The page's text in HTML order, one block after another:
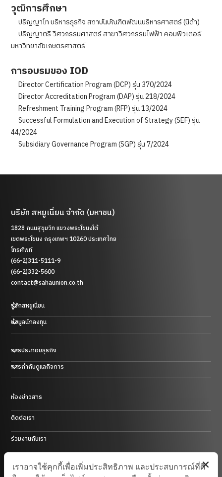
วุฒิการศึกษา
ปริญญาโท บริหารธุรกิจ สถาบันบัณฑิตพัฒนบริหารศาสตร์ (นิด้า)
ปริญญาตรี วิศวกรรมศาสตร์ สาขาวิศวกรรมไฟฟ้า คอมพิวเตอร์
มหาวิทยาลัยเกษตรศาสตร์
การอบรมของ IOD
Director Certification Program (DCP) รุ่น 370/2024
Director Accreditation Program (DAP) รุ่น 218/2024
Refreshment Training Program (RFP) รุ่น 13/2024
Successful Formulation and Execution of Strategy (SEF) รุ่น
44/2024
Subsidiary Governance Program (SGP) รุ่น 7/2024
บริษัท สหยูเนี่ยน จำกัด (มหาชน)
1828 ถนนสุขุมวิท แขวงพระโขนงใต้
เขตพระโขนง กรุงเทพฯ 10260 ประเทศไทย
โทรศัพท์
(66-2)311-5111-9
(66-2)332-5600
contact@sahaunion.co.th
รู้จักสหยูเนี่ยน
ข้อมูลนักลงทุน
การประกอบธุรกิจ
ธุรกิจพลาสติก ยาง และโลหะ
ธุรกิจการค้า
ธุรกิจพลังงานในประเทศสาธารณรัฐประชาชนจีน
การกำกับดูแลกิจการ
การบริหารความเสี่ยงและการควบคุมภายใน
ห้องข่าวสาร
ติดต่อเรา
ร่วมงานกับเรา
เราอาจใช้คุกกี้เพื่อเพิ่มประสิทธิภาพ และประสบการณ์ที่ดี